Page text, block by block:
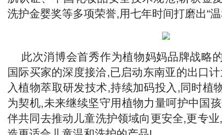
洗护金婴奖等多项荣誉,用七年时间打磨出“
此次消博会首秀作为植物妈妈品牌战略
国际买家的深度接洽,已启动东南亚的出口
入植物萃取研发技术,持续加码投入,同时植
为契机,未来继续坚守用植物力量呵护中国
伴共同去推动儿童洗护领域向更安全,更专